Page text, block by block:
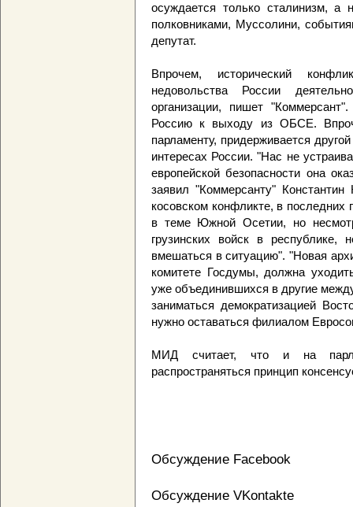
осуждается только сталинизм, а
полковниками, Муссолини,
депутат.
Впрочем, исторический
недовольства России
организации, пишет
Россию к выходу из ОБСЕ.
парламенту, придерживается
интересах России. "Нас не
европейской безопасности она
заявил "Коммерсанту"
косовском конфликте, в
в теме Южной Осетии, но
грузинских войск в
вмешаться в ситуацию". "Новая
комитете Госдумы, должна
уже объединившихся в другие
заниматься демократизацией
нужно оставаться филиалом
МИД считает, что и на
распространяться принцип
Обсуждение Facebook
Обсуждение VKontakte